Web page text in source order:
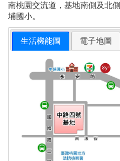
南桃園交流道，基地南側及北
埔國小。
生活機能圖 電子地圖